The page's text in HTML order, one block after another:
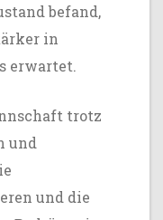
befand,
in
erwartet.
trotz
und
und die